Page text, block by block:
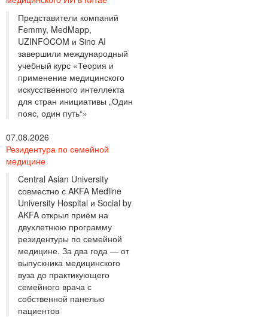
Представители компаний
Femmy, MedMapp,
UZINFOCOM и Sino AI
завершили международный
учебный курс «Теория и
применение медицинского
искусственного интеллекта
для стран инициативы „Один
пояс, один путь“»
07.08.2026
Резидентура по семейной
медицине
Central Asian University
совместно с AKFA Medline
University Hospital и Social by
AKFA открыл приём на
двухлетнюю программу
резидентуры по семейной
медицине. За два года — от
выпускника медицинского
вуза до практикующего
семейного врача с
собственной панелью
пациентов